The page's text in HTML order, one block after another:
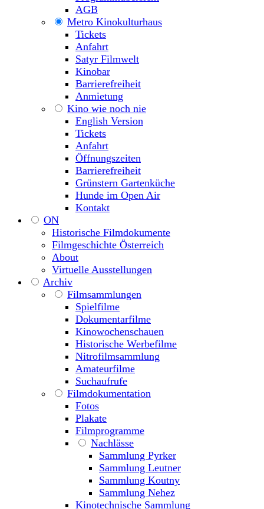
AGB
Metro Kinokulturhaus
Tickets
Anfahrt
Satyr Filmwelt
Kinobar
Barrierefreiheit
Anmietung
Kino wie noch nie
English Version
Tickets
Anfahrt
Öffnungszeiten
Barrierefreiheit
Grünstern Gartenküche
Hunde im Open Air
Kontakt
ON
Historische Filmdokumente
Filmgeschichte Österreich
About
Virtuelle Ausstellungen
Archiv
Filmsammlungen
Spielfilme
Dokumentarfilme
Kinowochenschauen
Historische Werbefilme
Nitrofilmsammlung
Amateurfilme
Suchaufrufe
Filmdokumentation
Fotos
Plakate
Filmprogramme
Nachlässe
Sammlung Pyrker
Sammlung Leutner
Sammlung Koutny
Sammlung Nehez
Kinotechnische Sammlung